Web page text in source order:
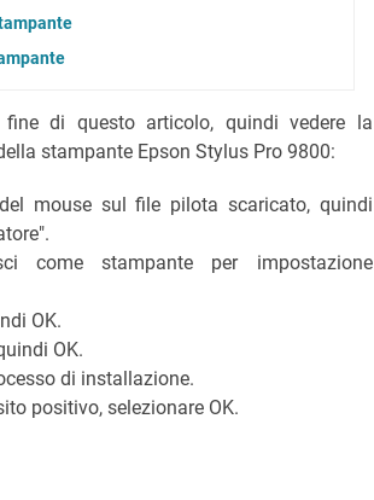
di questo articolo, quindi vedere la
stampante Epson Stylus Pro 9800:
mouse sul file pilota scaricato, quindi
come stampante per impostazione
OK.
OK.
di installazione.
positivo, selezionare OK.